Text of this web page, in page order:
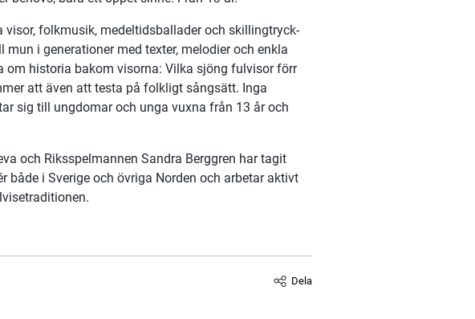
folkmusik, medeltidsballader och skillingtryck-
i generationer med texter, melodier och enkla
om historia bakom visorna: Vilka sjöng fulvisor förr
att även att testa på folkligt sångsätt. Inga
sig till ungdomar och unga vuxna från 13 år och
och Riksspelmannen Sandra Berggren har tagit
både i Sverige och övriga Norden och arbetar aktivt
Dela